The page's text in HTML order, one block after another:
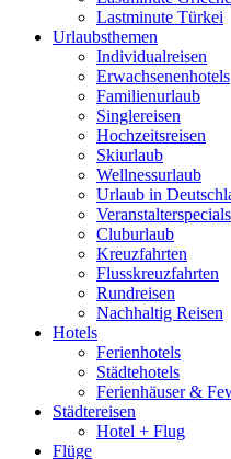
Lastminute Türkei
Urlaubsthemen
Individualreisen
Erwachsenenhotels
Familienurlaub
Singlereisen
Hochzeitsreisen
Skiurlaub
Wellnessurlaub
Urlaub in
Veranstalterspecials
Cluburlaub
Kreuzfahrten
Flusskreuzfahrten
Rundreisen
Nachhaltig Reisen
Hotels
Ferienhotels
Städtehotels
Ferienhäuser &
Städtereisen
Hotel + Flug
Flüge